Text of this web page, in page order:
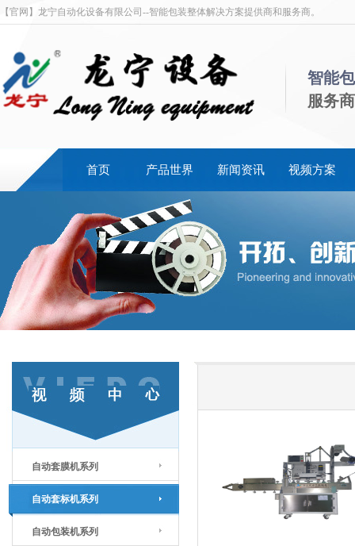
【官网】龙宁自动化设备有限公司--智能包装整体解决方案提供商和服务商。
智能
服务
首页 产品世界 新闻资讯 视频方案
自动套膜机系列
自动套标机系列
自动包装机系列